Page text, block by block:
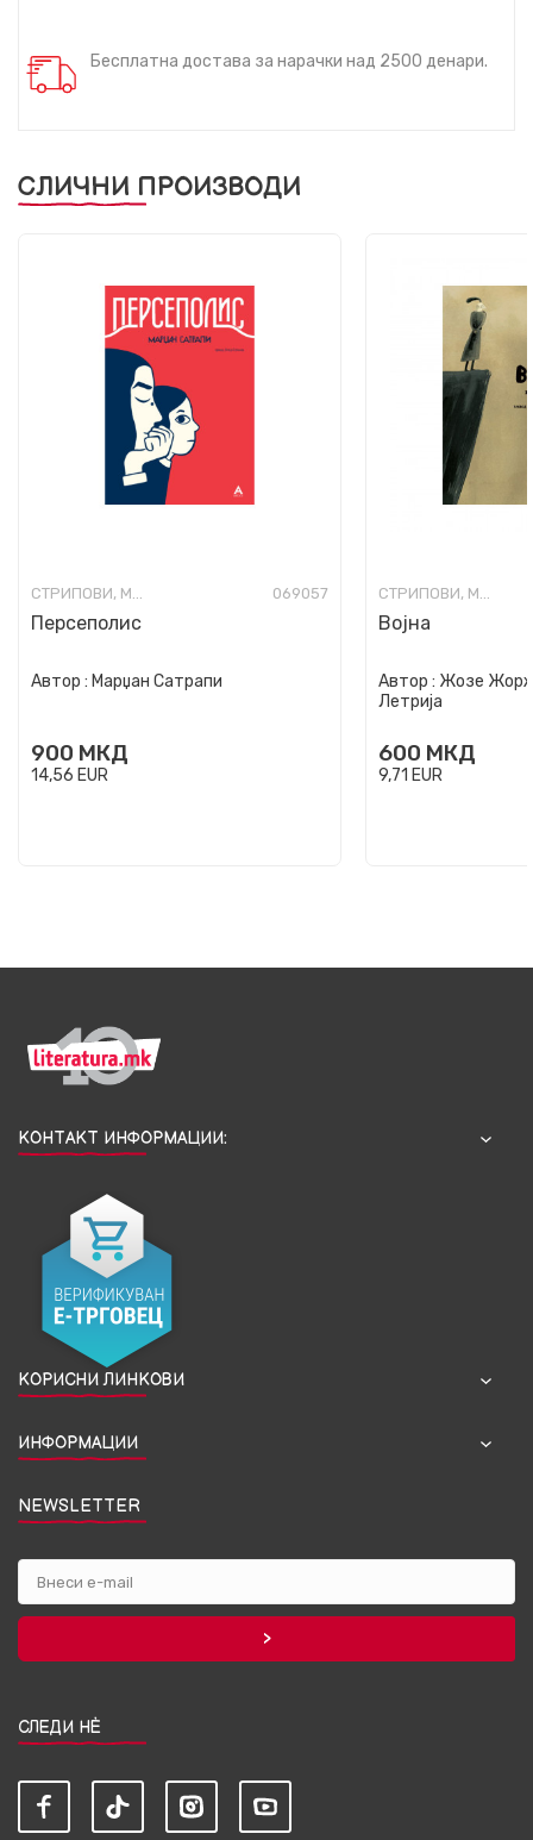
Бесплатна достава за нарачки над 2500 денари.
СЛИЧНИ ПРОИЗВОДИ
СТРИПОВИ, МАНГА И ГРАФИЧКИ НОВЕЛИ 069057
Персеполис
Автор : Марџан Сатрапи
900 МКД
14,56 EUR
СТРИПОВИ, МАНГА И ГРАФИЧКИ НОВЕЛИ
Војна
Автор : Жозе Жорж
Летрија
600 МКД
9,71 EUR
КОНТАКТ ИНФОРМАЦИИ:
КОРИСНИ ЛИНКОВИ
ИНФОРМАЦИИ
NEWSLETTER
СЛЕДИ НЀ